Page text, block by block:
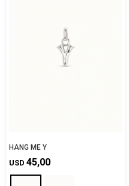
HANG ME Y
USD 45,00